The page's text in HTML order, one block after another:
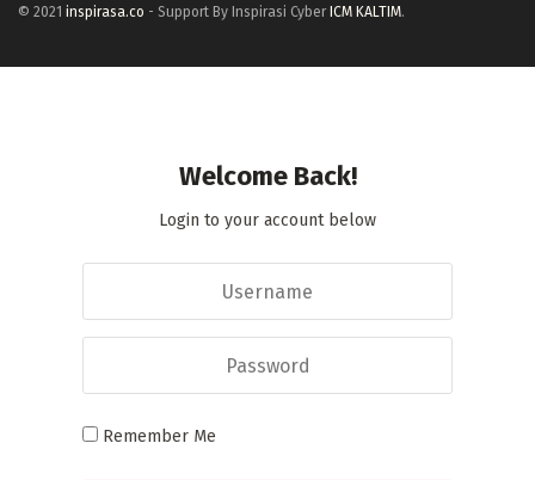
© 2021 inspirasa.co - Support By Inspirasi Cyber ICM KALTIM.
Welcome Back!
Login to your account below
Remember Me